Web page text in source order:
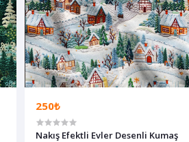
250₺
Nakış Efektli Evler Desenli Kumaş